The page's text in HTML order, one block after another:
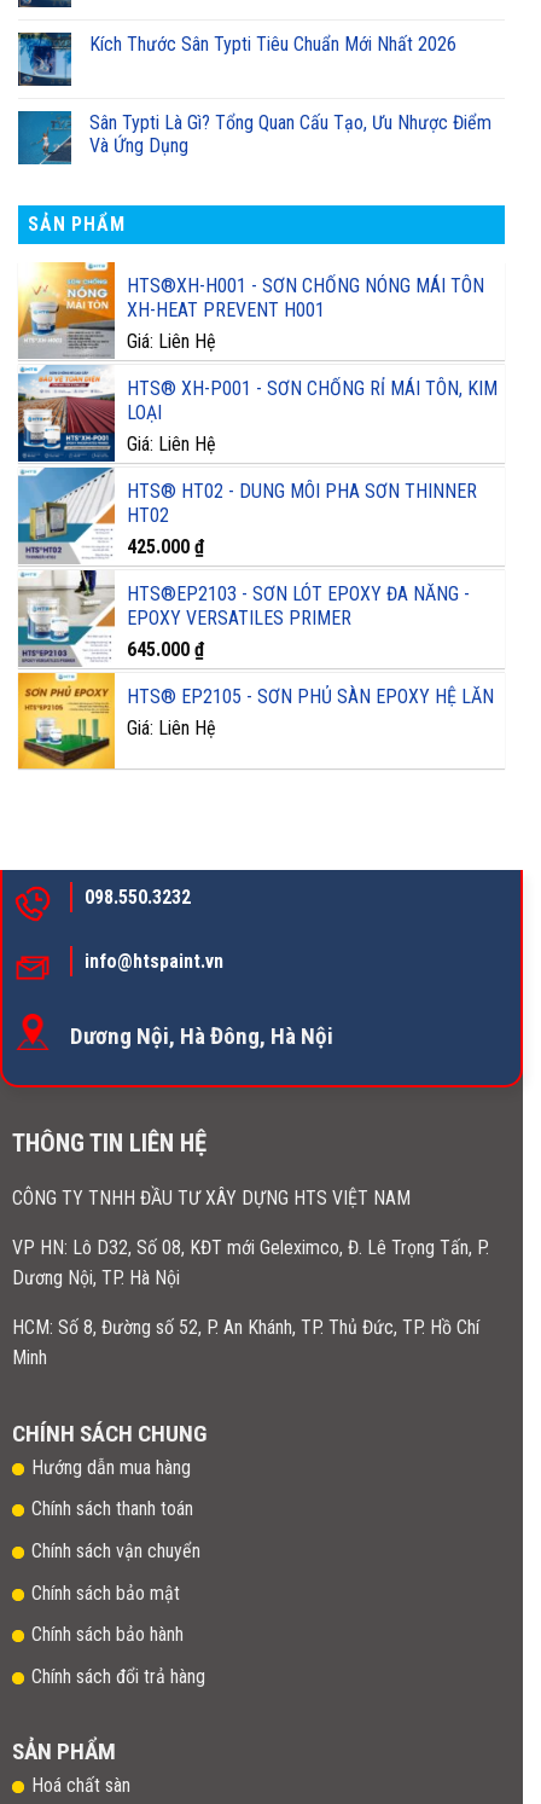
Kích Thước Sân Typti Tiêu Chuẩn Mới Nhất 2026
Sân Typti Là Gì? Tổng Quan Cấu Tạo, Ưu Nhược Điểm
Và Ứng Dụng
SẢN PHẨM
HTS®XH-H001 - SƠN CHỐNG NÓNG MÁI TÔN
XH-HEAT PREVENT H001
Giá: Liên Hệ
HTS® XH-P001 - SƠN CHỐNG RỈ MÁI TÔN, KIM
LOẠI
Giá: Liên Hệ
HTS® HT02 - DUNG MÔI PHA SƠN THINNER
HT02
425.000 ₫
HTS®EP2103 - SƠN LÓT EPOXY ĐA NĂNG -
EPOXY VERSATILES PRIMER
645.000 ₫
HTS® EP2105 - SƠN PHỦ SÀN EPOXY HỆ LĂN
Giá: Liên Hệ
098.550.3232
info@htspaint.vn
Dương Nội, Hà Đông, Hà Nội
THÔNG TIN LIÊN HỆ
CÔNG TY TNHH ĐẦU TƯ XÂY DỰNG HTS VIỆT NAM
VP HN: Lô D32, Số 08, KĐT mới Geleximco, Đ. Lê Trọng Tấn, P.
Dương Nội, TP. Hà Nội
HCM: Số 8, Đường số 52, P. An Khánh, TP. Thủ Đức, TP. Hồ Chí
Minh
CHÍNH SÁCH CHUNG
Hướng dẫn mua hàng
Chính sách thanh toán
Chính sách vận chuyển
Chính sách bảo mật
Chính sách bảo hành
Chính sách đổi trả hàng
SẢN PHẨM
Hoá chất sàn